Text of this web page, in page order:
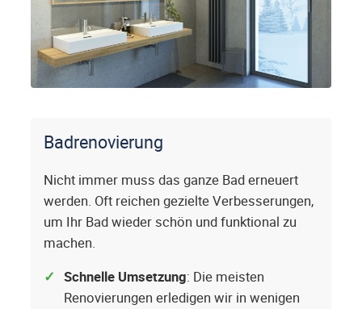
Badrenovierung
Nicht immer muss das ganze Bad erneuert
werden. Oft reichen gezielte Verbesserungen,
um Ihr Bad wieder schön und funktional zu
machen.
Schnelle Umsetzung: Die meisten
Renovierungen erledigen wir in wenigen